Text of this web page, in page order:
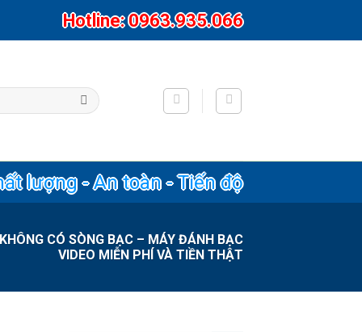
Hotline: 0963.935.066
lượng - An toàn - Tiến độ
CÓ SÒNG BẠC – MÁY ĐÁNH BẠC
VIDEO MIỄN PHÍ VÀ TIỀN THẬT